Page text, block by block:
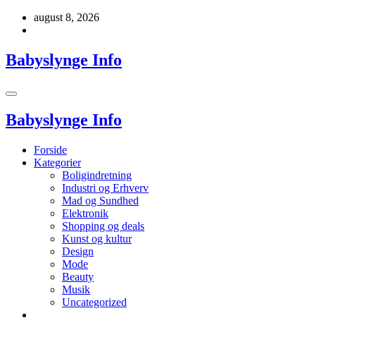
Videreaugust 8, 2026
Babyslynge Info
Babyslynge Info
Forside
Kategorier
Boligindretning
Industri og Erhverv
Mad og Sundhed
Elektronik
Shopping og deals
Kunst og kultur
Design
Mode
Beauty
Musik
Uncategorized